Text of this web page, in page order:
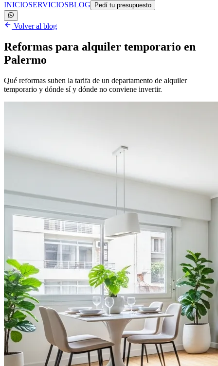
INICIOSERVICIOSBLOG Pedí tu presupuesto
Volver al blog
Reformas para alquiler temporario en
Palermo
Qué reformas suben la tarifa de un departamento de alquiler
temporario y dónde sí y dónde no conviene invertir.